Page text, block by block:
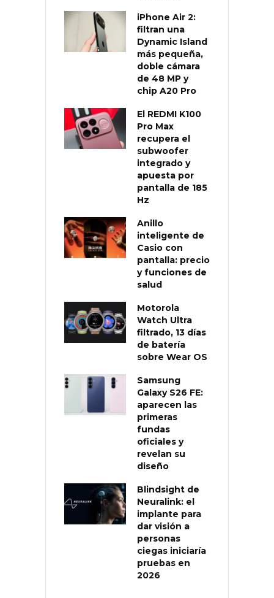
iPhone Air 2:
filtran una
Dynamic Island
más pequeña,
doble cámara
de 48 MP y
chip A20 Pro
El REDMI K100
Pro Max
recupera el
subwoofer
integrado y
apuesta por
pantalla de 185
Hz
Anillo
inteligente de
Casio con
pantalla: precio
y funciones de
salud
Motorola
Watch Ultra
filtrado, 13 días
de batería
sobre Wear OS
Samsung
Galaxy S26 FE:
aparecen las
primeras
fundas
oficiales y
revelan su
diseño
Blindsight de
Neuralink: el
implante para
dar visión a
personas
ciegas iniciaría
pruebas en
2026